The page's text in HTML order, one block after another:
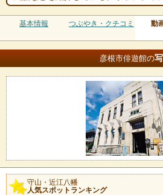
基本情報 つぶやき・クチコミ 動
彦根市俳遊館の
守山・近江八幡
人気スポットランキング